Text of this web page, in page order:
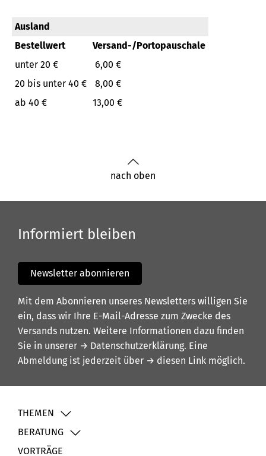
Ausland
Bestellwert
Versand-/Portopauschale
unter 20 €
6,00 €
20 bis unter 40 €
8,00 €
ab 40 €
13,00 €
nach oben
Informiert bleiben
Newsletter abonnieren
Mit dem Abonnieren unseres Newsletters willigen Sie
ein, dass wir Ihre E-Mail-Adresse zum Zwecke des
Versands nutzen. Weitere Informationen dazu finden
Sie in unserer → Datenschutzerklärung. Eine
Abmeldung ist jederzeit über → diesen Link möglich.
THEMEN
BERATUNG
VORTRÄGE